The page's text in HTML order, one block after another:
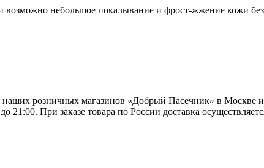
небольшое покалывание и фрост-жжение кожи
розничных магазинов «Добрый Пасечник» в Москве
21:00. При заказе товара по России доставка